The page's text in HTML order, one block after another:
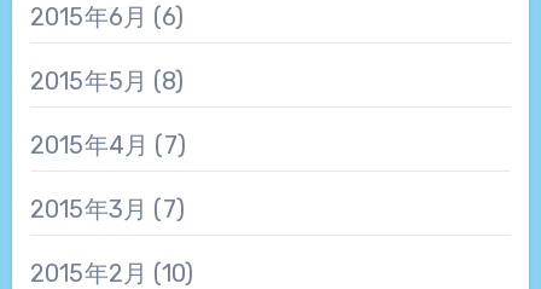
2015年6月 (6)
2015年5月 (8)
2015年4月 (7)
2015年3月 (7)
2015年2月 (10)